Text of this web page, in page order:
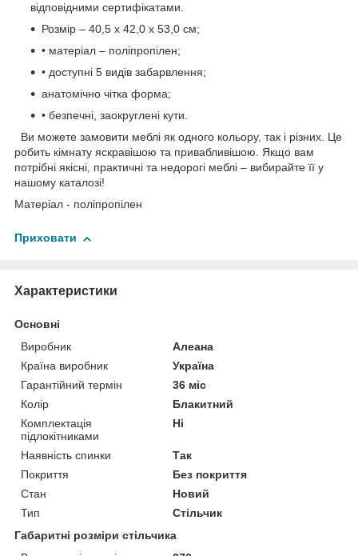
відповідними сертифікатами.
Розмір – 40,5 х 42,0 х 53,0 см;
• матеріал – поліпропілен;
• доступні 5 видів забарвлення;
анатомічно чітка форма;
• безпечні, заокруглені кути.
Ви можете замовити меблі як одного кольору, так і різних. Це
робить кімнату яскравішою та привабливішою. Якщо вам
потрібні якісні, практичні та недорогі меблі – вибирайте її у
нашому каталозі!
Матеріал - поліпропілен
Приховати
Характеристики
Основні
Виробник
Алеана
Країна виробник
Україна
Гарантійний термін
36 міс
Колір
Блакитний
Комплектація
підлокітниками
Ні
Наявність спинки
Так
Покриття
Без покриття
Стан
Новий
Тип
Стільчик
Габаритні розміри стільчика